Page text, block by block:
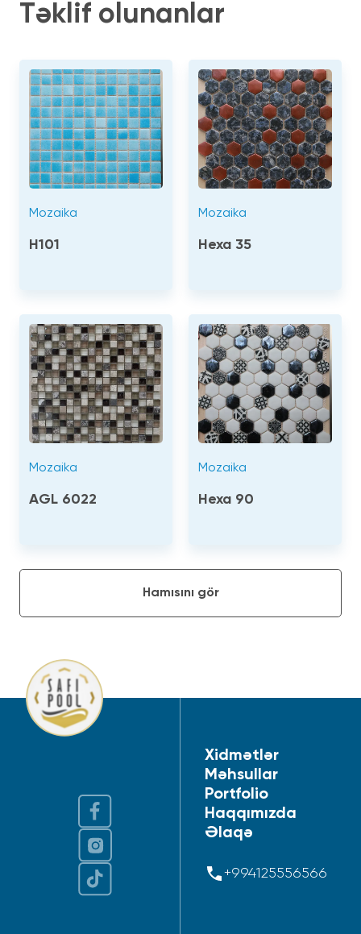
Təklif olunanlar
Mozaika
H101
Mozaika
Hexa 35
Mozaika
AGL 6022
Mozaika
Hexa 90
Hamısını gör
Xidmətlər
Məhsullar
Portfolio
Haqqımızda
Əlaqə
+994125556566